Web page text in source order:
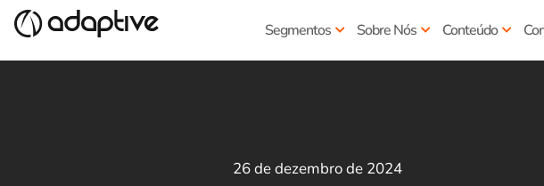
Segmentos Sobre Nós Conteúdo
26 de dezembro de 2024